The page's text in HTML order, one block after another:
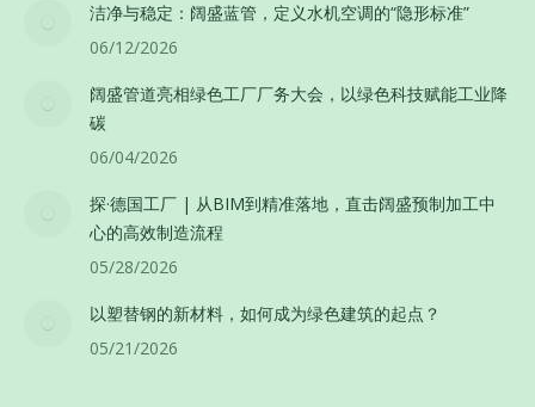
洁净与稳定：阔盛蓝管，定义水机空调的“隐形标准”
06/12/2026
阔盛管道亮相绿色工厂厂务大会，以绿色科技赋能工业降
碳
06/04/2026
探·德国工厂 | 从BIM到精准落地，直击阔盛预制加工中
心的高效制造流程
05/28/2026
以塑替钢的新材料，如何成为绿色建筑的起点？
05/21/2026